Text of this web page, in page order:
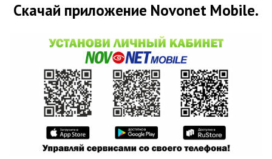
Скачай приложение Novonet Mobile.